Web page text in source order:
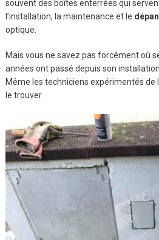
souvent des boîtes enterrées qui
l’installation, la maintenance et le
optique.
Mais vous ne savez pas forcément où
années ont passé depuis son
Même les techniciens expérimentés
le trouver.